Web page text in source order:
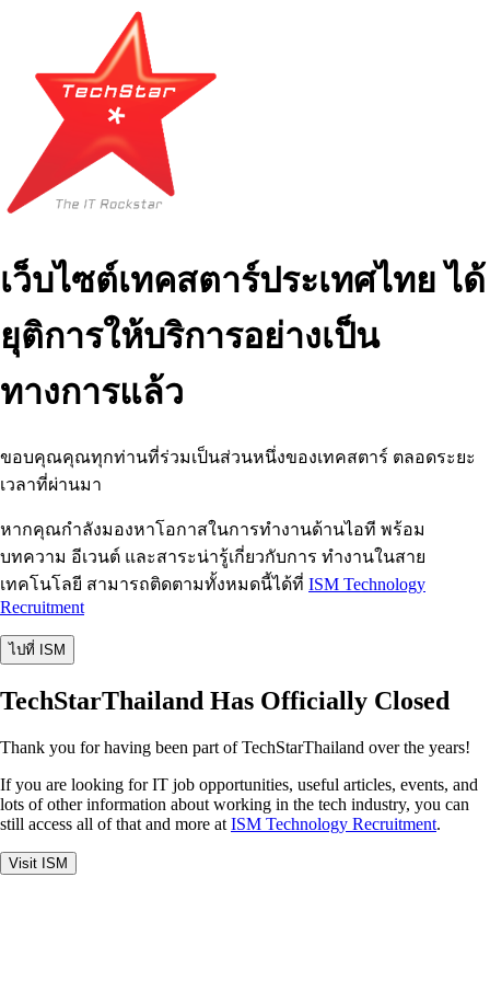
เว็บไซต์เทคสตาร์ประเทศไทย ได้
ยุติการให้บริการอย่างเป็น
ทางการแล้ว
ขอบคุณคุณทุกท่านที่ร่วมเป็นส่วนหนึ่งของเทคสตาร์ ตลอดระยะ
เวลาที่ผ่านมา
หากคุณกำลังมองหาโอกาสในการทำงานด้านไอที พร้อม
บทความ อีเวนต์ และสาระน่ารู้เกี่ยวกับการ ทำงานในสาย
เทคโนโลยี สามารถติดตามทั้งหมดนี้ได้ที่ ISM Technology
Recruitment
ไปที่ ISM
TechStarThailand Has Officially Closed
Thank you for having been part of TechStarThailand over the years!
If you are looking for IT job opportunities, useful articles, events, and
lots of other information about working in the tech industry, you can
still access all of that and more at ISM Technology Recruitment.
Visit ISM